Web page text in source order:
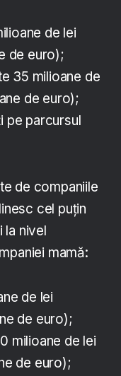
de lei
de euro);
35 milioane de
de euro);
pe parcursul
de companiile
cel puțin
la nivel
mamă:
de lei
de euro);
milioane de lei
de euro);